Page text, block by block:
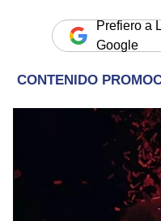
Prefiero a
Google